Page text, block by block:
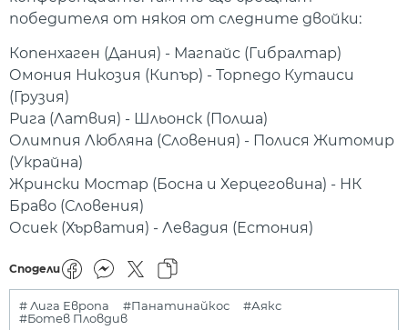
победителя от някоя от следните двойки:
Копенхаген (Дания) - Магпайс (Гибралтар)
Омония Никозия (Кипър) - Торпедо Кутаиси
(Грузия)
Рига (Латвия) - Шльонск (Полша)
Олимпия Любляна (Словения) - Полися Житомир
(Украйна)
Жрински Мостар (Босна и Херцеговина) - НК
Браво (Словения)
Осиек (Хърватия) - Левадия (Естония)
Сподели
# Лига Европа #Панатинайкос
#Аякс
#Ботев Пловдив